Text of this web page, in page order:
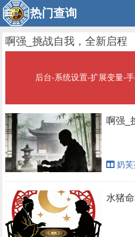
热门查询
啊强_挑战自我，全新启程
后台-系统设置-扩展变量-
啊强_
奶芙
水猪